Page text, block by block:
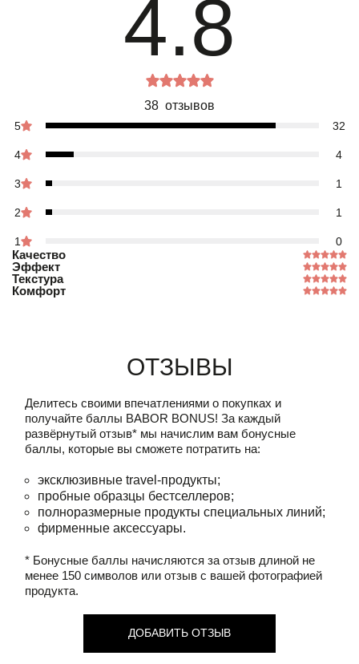
4.8
38 отзывов
5 32
4 4
3 1
2 1
1 0
Качество
Эффект
Текстура
Комфорт
Отзывы
Делитесь своими впечатлениями о покупках и
получайте баллы BABOR BONUS! За каждый
развёрнутый отзыв* мы начислим вам бонусные
баллы, которые вы сможете потратить на:
эксклюзивные travel-продукты;
пробные образцы бестселлеров;
полноразмерные продукты специальных линий;
фирменные аксессуары.
* Бонусные баллы начисляются за отзыв длиной не
менее 150 символов или отзыв с вашей фотографией
продукта.
ДОБАВИТЬ ОТЗЫВ